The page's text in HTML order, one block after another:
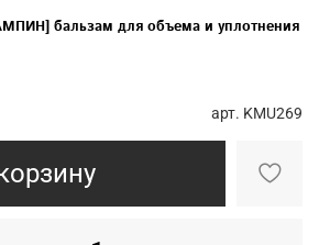
арт. KMU269
бальзам для объема и уплотнения